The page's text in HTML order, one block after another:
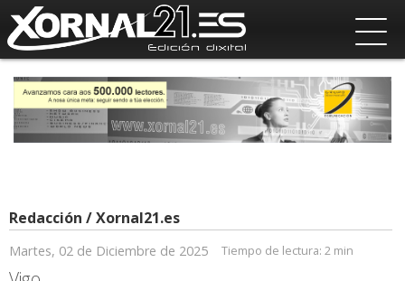
Redacción / Xornal21.es
Martes, 02 de Diciembre de 2025 Tiempo de lectura: 2 min